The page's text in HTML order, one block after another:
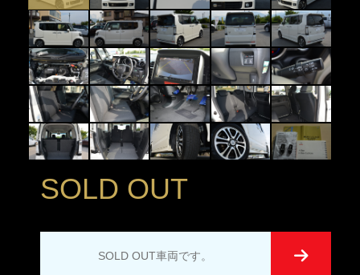
SOLD OUT
SOLD OUT車両です。